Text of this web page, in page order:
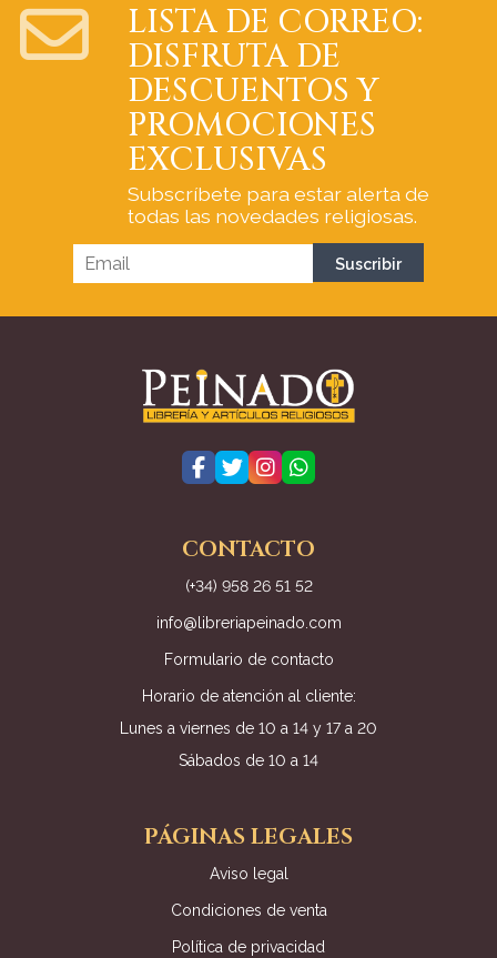
LISTA DE CORREO:
DISFRUTA DE
DESCUENTOS Y
PROMOCIONES
EXCLUSIVAS
Subscríbete para estar alerta de
todas las novedades religiosas.
CONTACTO
(+34) 958 26 51 52
info@libreriapeinado.com
Formulario de contacto
Horario de atención al cliente:
Lunes a viernes de 10 a 14 y 17 a 20
Sábados de 10 a 14
PÁGINAS LEGALES
Aviso legal
Condiciones de venta
Política de privacidad